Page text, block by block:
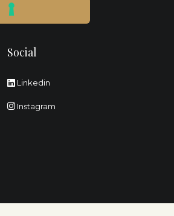
Fiere
Social
Linkedin
Instagram